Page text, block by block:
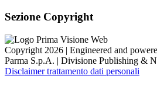
Sezione Copyright
Copyright 2026 | Engineered and
Parma S.p.A. | Divisione Publishing &
Disclaimer trattamento dati personali